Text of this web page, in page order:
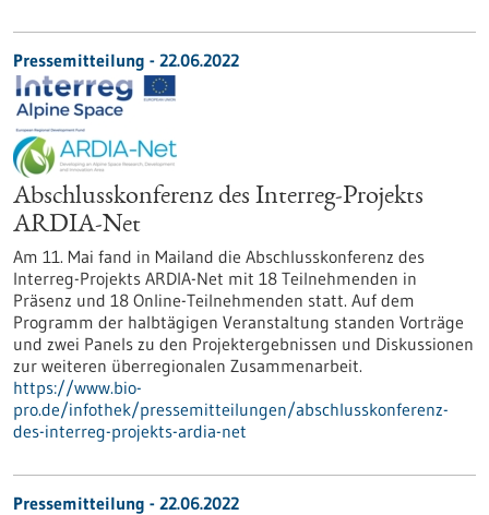
Pressemitteilung - 22.06.2022
Abschlusskonferenz des Interreg-Projekts
ARDIA-Net
Am 11. Mai fand in Mailand die Abschlusskonferenz des
Interreg-Projekts ARDIA-Net mit 18 Teilnehmenden in
Präsenz und 18 Online-Teilnehmenden statt. Auf dem
Programm der halbtägigen Veranstaltung standen Vorträge
und zwei Panels zu den Projektergebnissen und Diskussionen
zur weiteren überregionalen Zusammenarbeit.
https://www.bio-
pro.de/infothek/pressemitteilungen/abschlusskonferenz-
des-interreg-projekts-ardia-net
Pressemitteilung - 22.06.2022